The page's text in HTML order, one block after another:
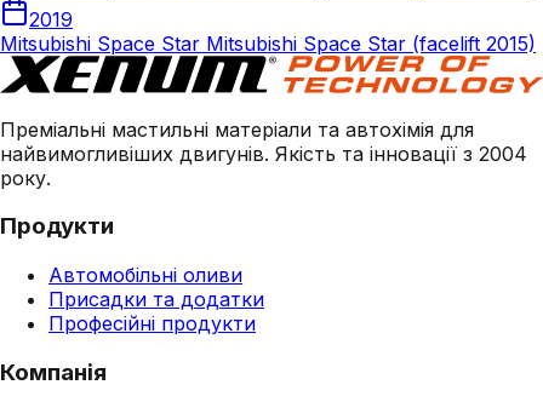
2019
Mitsubishi Space Star Mitsubishi Space Star (facelift 2015)
Преміальні мастильні матеріали та автохімія для
найвимогливіших двигунів. Якість та інновації з 2004
року.
Продукти
Автомобільні оливи
Присадки та додатки
Професійні продукти
Компанія